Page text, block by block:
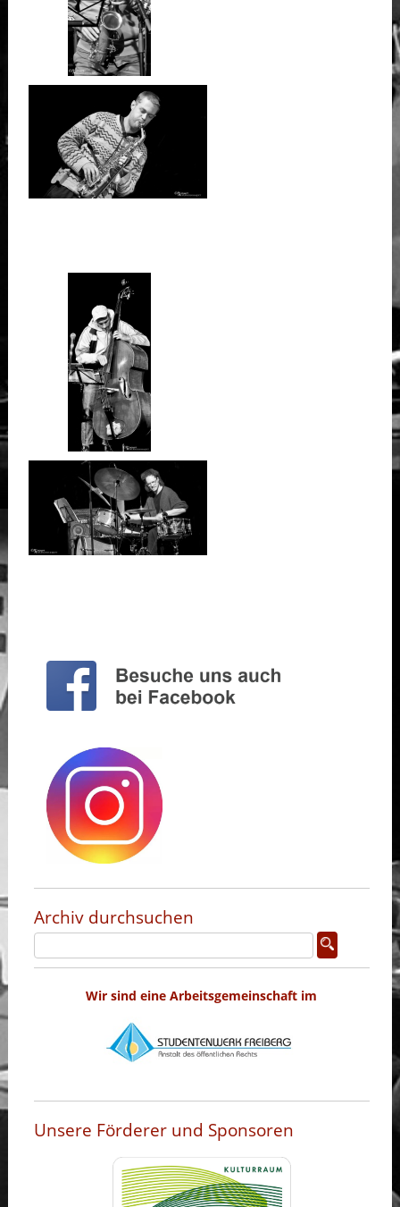
Archiv durchsuchen
Wir sind eine Arbeitsgemeinschaft im
Unsere Förderer und Sponsoren